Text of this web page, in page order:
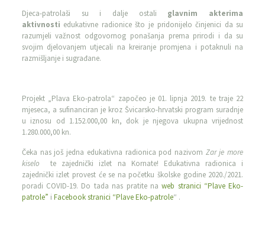
Djeca-patrolaši su i dalje ostali glavnim akterima
aktivnosti edukativne radionice što je pridonijelo činjenici da su
razumjeli važnost odgovornog ponašanja prema prirodi i da su
svojim djelovanjem utjecali na kreiranje promjena i potaknuli na
razmišljanje i sugrađane.
Projekt „Plava Eko-patrola“ započeo je 01. lipnja 2019. te traje 22
mjeseca, a sufinanciran je kroz Švicarsko-hrvatski program suradnje
u iznosu od 1.152.000,00 kn, dok je njegova ukupna vrijednost
1.280.000,00 kn.
Čeka nas još jedna edukativna radionica pod nazivom Zar je more
kiselo te zajednički izlet na Kornate! Edukativna radionica i
zajednički izlet provest će se na početku školske godine 2020./2021.
poradi COVID-19. Do tada nas pratite naweb stranici “Plave Eko-
patrole” i Facebook stranici “Plave Eko-patrole“ .